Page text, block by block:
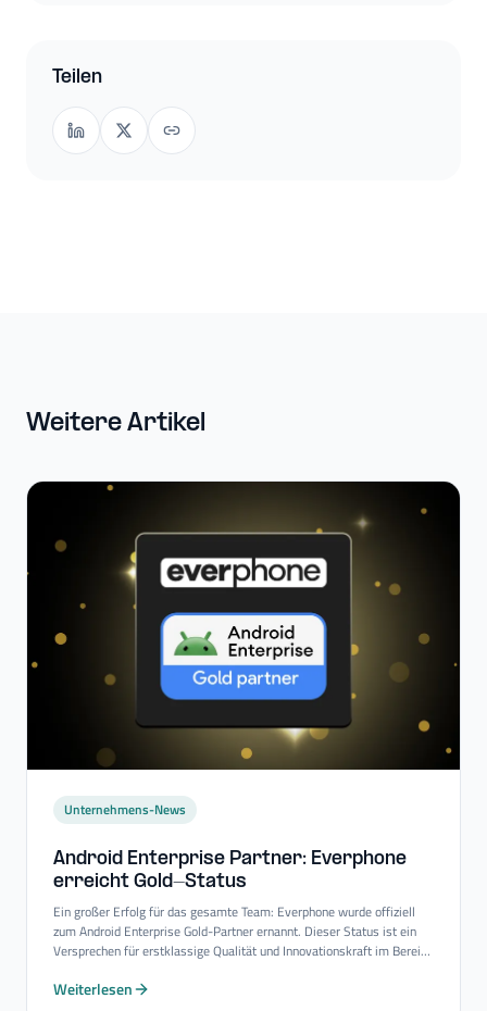
Teilen
Weitere Artikel
Unternehmens-News
Android Enterprise Partner: Everphone
erreicht Gold-​Status
Ein großer Erfolg für das gesamte Team: Everphone wurde offiziell
zum Android Enterprise Gold-Partner ernannt. Dieser Status ist ein
Versprechen für erstklassige Qualität und Innovationskraft im Bereich
Weiterlesen